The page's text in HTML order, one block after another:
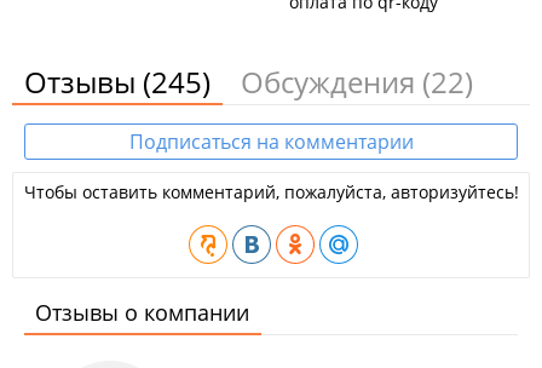
Отзывы (245) Обсуждения (22)
Подписаться на комментарии
Чтобы оставить комментарий, пожалуйста, авторизуйтесь!
Отзывы о компании